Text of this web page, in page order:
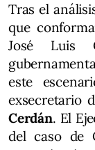
Tras el
que
José Luis
este
exsecretario
Cerdán. El
del caso de